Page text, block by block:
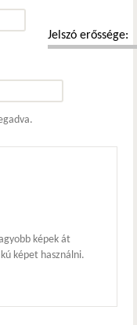
Jelszó erőssége:
képek át
képet használni.